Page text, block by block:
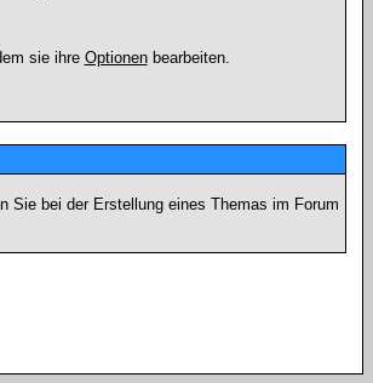
sie ihre Optionenbearbeiten.
Sie bei der Erstellung eines Themas im Forum